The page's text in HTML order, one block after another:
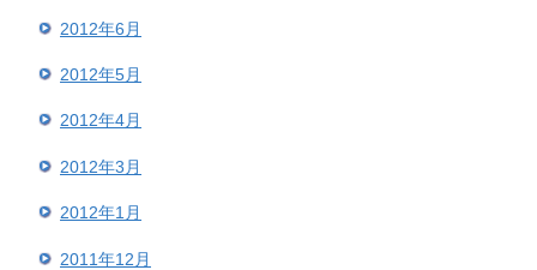
2012年6月
2012年5月
2012年4月
2012年3月
2012年1月
2011年12月